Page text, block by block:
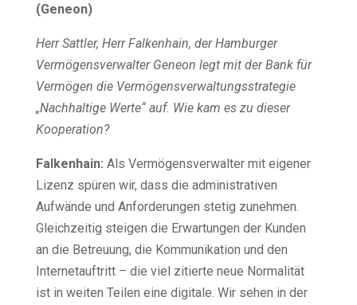
(Geneon)
Herr Sattler, Herr Falkenhain, der Hamburger
Vermögensverwalter Geneon legt mit der Bank für
Vermögen die Vermögensverwaltungsstrategie
„Nachhaltige Werte“ auf. Wie kam es zu dieser
Kooperation?
Falkenhain: Als Vermögensverwalter mit eigener
Lizenz spüren wir, dass die administrativen
Aufwände und Anforderungen stetig zunehmen.
Gleichzeitig steigen die Erwartungen der Kunden
an die Betreuung, die Kommunikation und den
Internetauftritt – die viel zitierte neue Normalität
ist in weiten Teilen eine digitale. Wir sehen in der